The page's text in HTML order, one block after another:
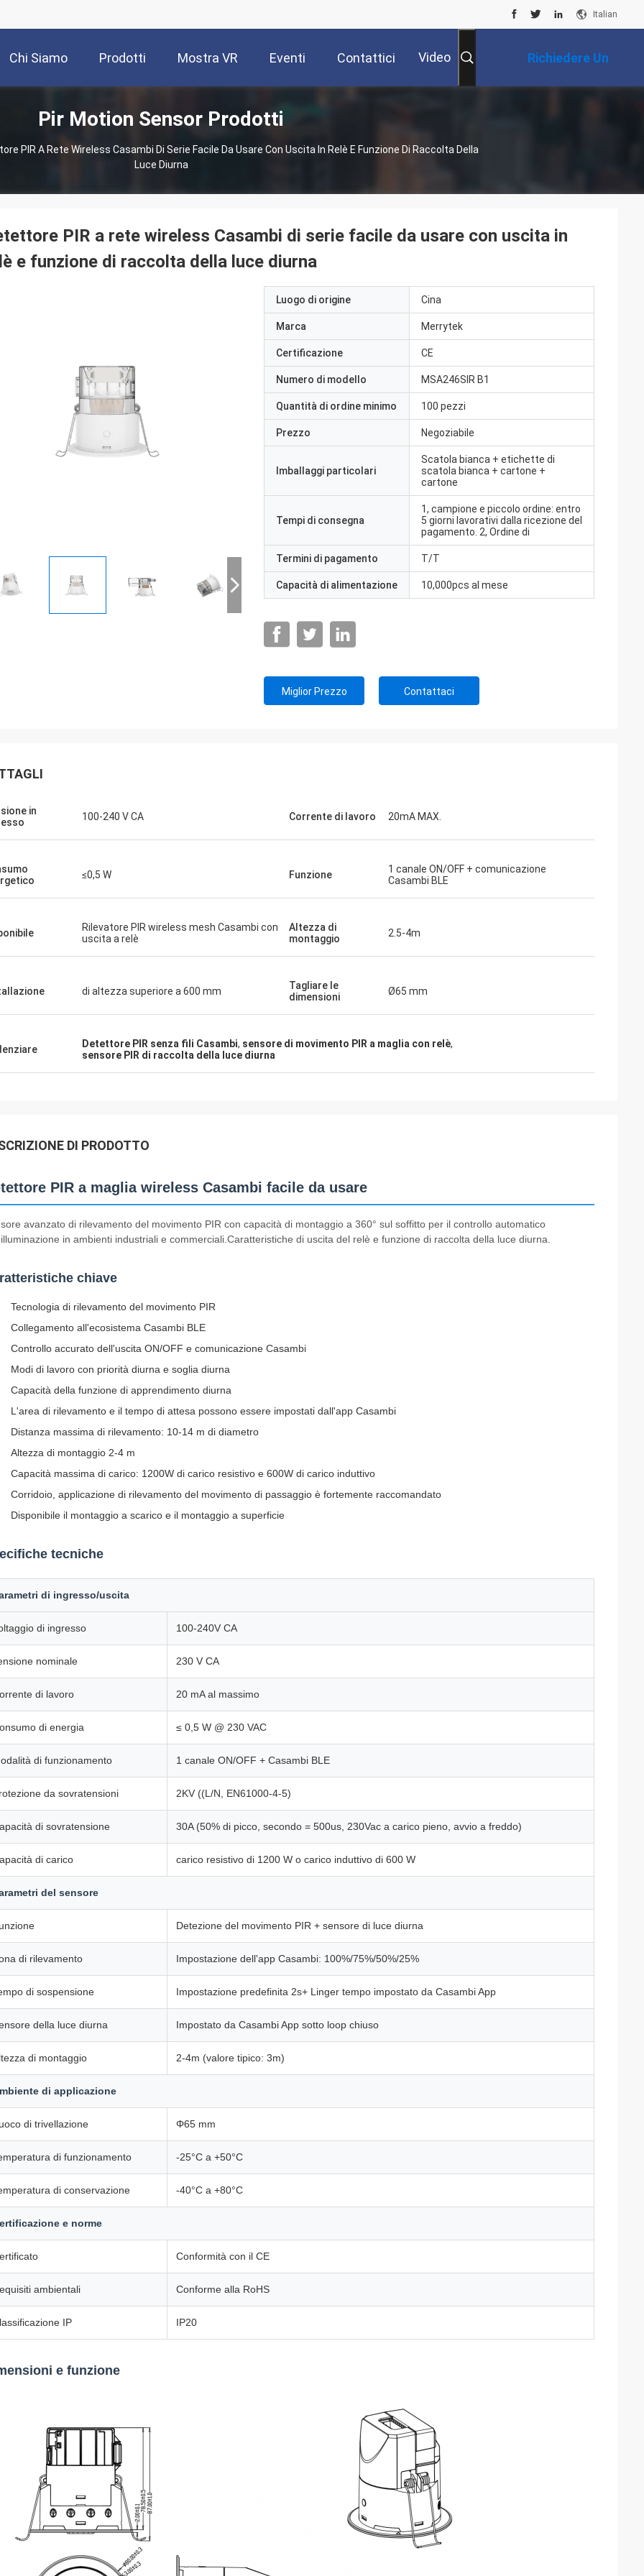
Italian
Chi Siamo Prodotti Mostra VR Eventi Contattici Video Richiedere Un
Preventivo
Pir Motion Sensor Prodotti
PIR A Rete Wireless Casambi Di Serie Facile Da Usare Con Uscita In Relè E Funzione Di Raccolta Della
Luce Diurna
PIR a rete wireless Casambi di serie facile da usare con uscita in
e funzione di raccolta della luce diurna
Luogo di origine Cina
Marca Merrytek
Certificazione CE
Numero di modello MSA246SIR B1
Quantità di ordine minimo 100 pezzi
Prezzo Negoziabile
Imballaggi particolari
Scatola bianca + etichette di
scatola bianca + cartone +
cartone
Tempi di consegna
1, campione e piccolo ordine: entro
5 giorni lavorativi dalla ricezione del
pagamento. 2, Ordine di
Termini di pagamento T/T
Capacità di alimentazione 10,000pcs al mese
Miglior Prezzo Contattaci
in
100-240 V CA Corrente di lavoro 20mA MAX.
≤0,5 W Funzione
1 canale ON/OFF + comunicazione
Casambi BLE
Rilevatore PIR wireless mesh Casambi con
uscita a relè
Altezza di
montaggio
2.5-4m
di altezza superiore a 600 mm
Tagliare le
dimensioni
Ø65 mm
Detettore PIR senza fili Casambi, sensore di movimento PIR a maglia con relè,
sensore PIR di raccolta della luce diurna
DI PRODOTTO
PIR a maglia wireless Casambi facile da usare
avanzato di rilevamento del movimento PIR con capacità di montaggio a 360° sul soffitto per il controllo automatico
in ambienti industriali e commerciali.Caratteristiche di uscita del relè e funzione di raccolta della luce diurna.
chiave
Tecnologia di rilevamento del movimento PIR
Collegamento all'ecosistema Casambi BLE
Controllo accurato dell'uscita ON/OFF e comunicazione Casambi
Modi di lavoro con priorità diurna e soglia diurna
Capacità della funzione di apprendimento diurna
L'area di rilevamento e il tempo di attesa possono essere impostati dall'app Casambi
Distanza massima di rilevamento: 10-14 m di diametro
Altezza di montaggio 2-4 m
Capacità massima di carico: 1200W di carico resistivo e 600W di carico induttivo
Corridoio, applicazione di rilevamento del movimento di passaggio è fortemente raccomandato
Disponibile il montaggio a scarico e il montaggio a superficie
tecniche
di ingresso/uscita
di ingresso 100-240V CA
nominale 230 V CA
di lavoro 20 mA al massimo
di energia ≤ 0,5 W @ 230 VAC
di funzionamento 1 canale ON/OFF + Casambi BLE
da sovratensioni 2KV ((L/N, EN61000-4-5)
di sovratensione 30A (50% di picco, secondo = 500us, 230Vac a carico pieno, avvio a freddo)
di carico carico resistivo di 1200 W o carico induttivo di 600 W
del sensore
Detezione del movimento PIR + sensore di luce diurna
di rilevamento Impostazione dell'app Casambi: 100%/75%/50%/25%
di sospensione Impostazione predefinita 2s+ Linger tempo impostato da Casambi App
della luce diurna Impostato da Casambi App sotto loop chiuso
di montaggio 2-4m (valore tipico: 3m)
di applicazione
di trivellazione Φ65 mm
di funzionamento -25°C a +50°C
di conservazione -40°C a +80°C
e norme
Conformità con il CE
ambientali Conforme alla RoHS
IP IP20
e funzione